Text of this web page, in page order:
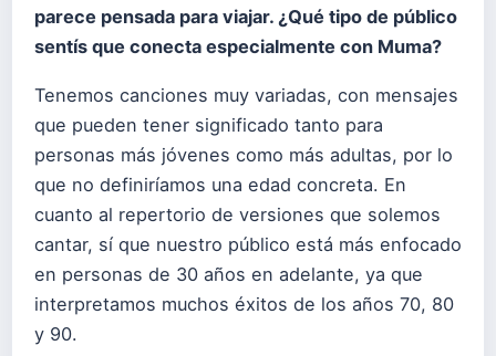
parece pensada para viajar. ¿Qué tipo de público
sentís que conecta especialmente con Muma?
Tenemos canciones muy variadas, con mensajes
que pueden tener significado tanto para
personas más jóvenes como más adultas, por lo
que no definiríamos una edad concreta. En
cuanto al repertorio de versiones que solemos
cantar, sí que nuestro público está más enfocado
en personas de 30 años en adelante, ya que
interpretamos muchos éxitos de los años 70, 80
y 90.